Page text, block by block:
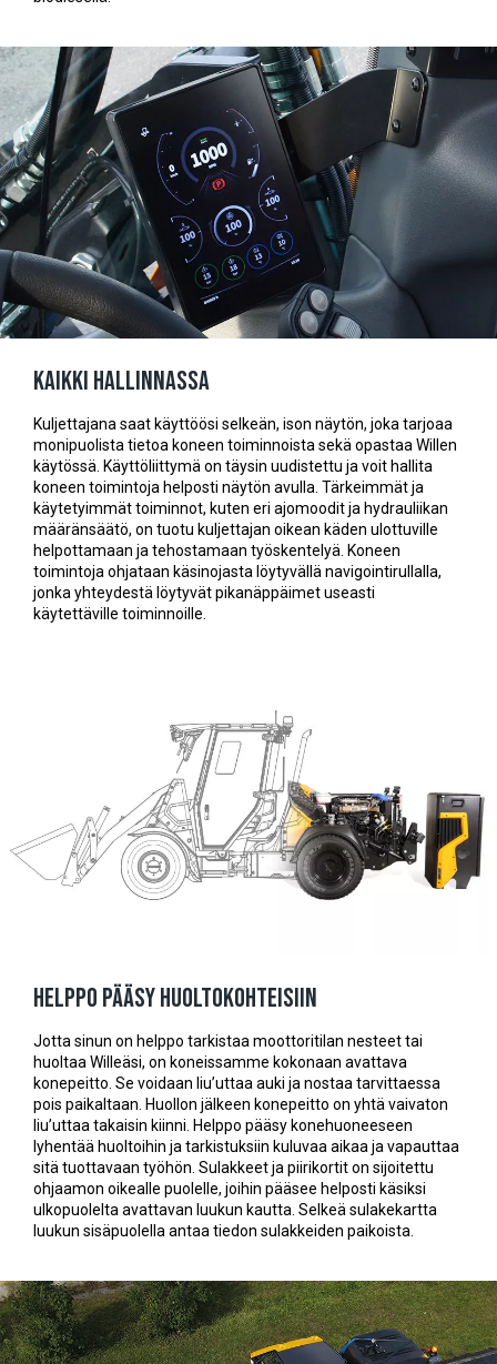
Kaikki hallinnassa
Kuljettajana saat käyttöösi selkeän, ison näytön, joka tarjoaa
monipuolista tietoa koneen toiminnoista sekä opastaa Willen
käytössä. Käyttöliittymä on täysin uudistettu ja voit hallita
koneen toimintoja helposti näytön avulla. Tärkeimmät ja
käytetyimmät toiminnot, kuten eri ajomoodit ja hydrauliikan
määränsäätö, on tuotu kuljettajan oikean käden ulottuville
helpottamaan ja tehostamaan työskentelyä. Koneen
toimintoja ohjataan käsinojasta löytyvällä navigointirullalla,
jonka yhteydestä löytyvät pikanäppäimet useasti
käytettäville toiminnoille.
Helppo pääsy huoltokohteisiin
Jotta sinun on helppo tarkistaa moottoritilan nesteet tai
huoltaa Willeäsi, on koneissamme kokonaan avattava
konepeitto. Se voidaan liu’uttaa auki ja nostaa tarvittaessa
pois paikaltaan. Huollon jälkeen konepeitto on yhtä vaivaton
liu’uttaa takaisin kiinni. Helppo pääsy konehuoneeseen
lyhentää huoltoihin ja tarkistuksiin kuluvaa aikaa ja vapauttaa
sitä tuottavaan työhön. Sulakkeet ja piirikortit on sijoitettu
ohjaamon oikealle puolelle, joihin pääsee helposti käsiksi
ulkopuolelta avattavan luukun kautta. Selkeä sulakekartta
luukun sisäpuolella antaa tiedon sulakkeiden paikoista.